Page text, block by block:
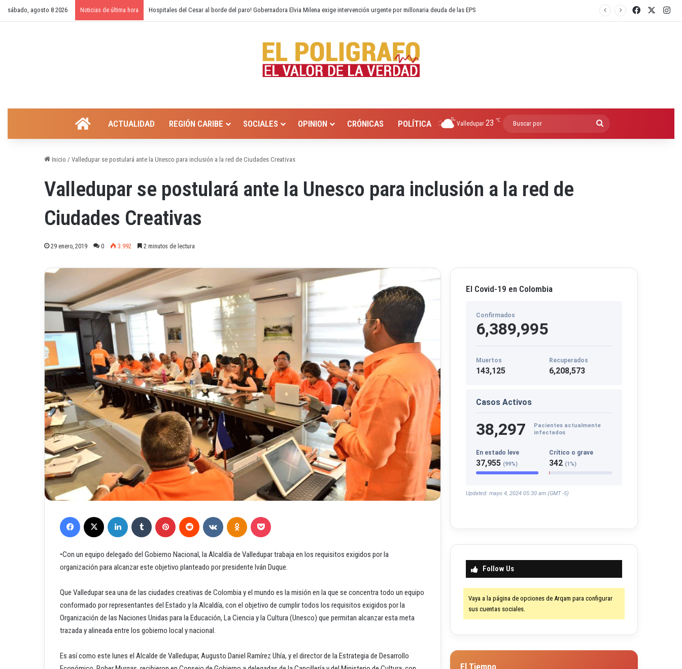
sábado, agosto 8 2026 Noticias de última hora Hospitales del Cesar al borde del paro! Gobernadora Elvia Milena exige intervención urgente por millonaria deuda de las EPS Facebook
INICIOACTUALIDAD REGIÓN CARIBE SOCIALES OPINION CRÓNICAS POLÍTICA Valledupar 23 ℃
Buscar
por
Inicio / Valledupar se postulará ante la Unesco para inclusión a la red de Ciudades Creativas
Valledupar se postulará ante la Unesco para inclusión a la red de
Ciudades Creativas
29 enero, 2019 0 3.992 2 minutos de lectura
•Con un equipo delegado del Gobierno Nacional, la Alcaldía de Valledupar trabaja en los requisitos exigidos por la
organización para alcanzar este objetivo planteado por presidente Iván Duque.
Que Valledupar sea una de las ciudades creativas de Colombia y el mundo es la misión en la que se concentra todo un equipo
conformado por representantes del Estado y la Alcaldía, con el objetivo de cumplir todos los requisitos exigidos por la
Organización de las Naciones Unidas para la Educación, La Ciencia y la Cultura (Unesco) que permitan alcanzar esta meta
trazada y alineada entre los gobierno local y nacional.
Es así como este lunes el Alcalde de Valledupar, Augusto Daniel Ramírez Uhía, y el director de la Estrategia de Desarrollo
El Covid-19 en Colombia
Confirmados
6,389,995
Muertos
143,125
Recuperados
6,208,573
Casos Activos
38,297
Pacientes actualmente
infectados
En estado leve
37,955 (99%)
Crítico o grave
342 (1%)
Updated: mayo 4, 2024 05:30 am (GMT -5)
Follow Us
Vaya a la página de opciones de Arqam para configurar
sus cuentas sociales.
El Tiempo